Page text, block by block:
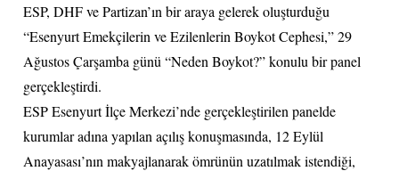
ESP, DHF ve Partizan’ın bir araya gelerek oluşturduğu
“Esenyurt Emekçilerin ve Ezilenlerin Boykot Cephesi,” 29
Ağustos Çarşamba günü “Neden Boykot?” konulu bir panel
gerçekleştirdi.
ESP Esenyurt İlçe Merkezi’nde gerçekleştirilen panelde
kurumlar adına yapılan açılış konuşmasında, 12 Eylül
Anayasası’nın makyajlanarak ömrünün uzatılmak istendiği,